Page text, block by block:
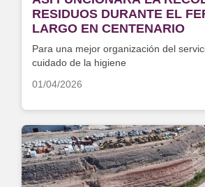
RESIDUOS DURANTE EL
LARGO EN CENTENARIO
Para una mejor organización del
cuidado de la higiene
01/04/2026